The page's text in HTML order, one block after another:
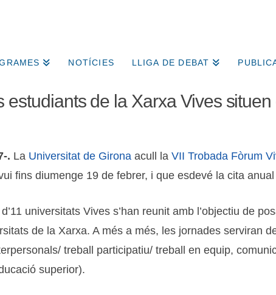
NOTÍCIES LLIGA DE DEBAT
de la Xarxa Vives
. La Universitat de Girona acull laVII Trobada Fòrum
fins diumenge 19 de febrer, i que esdevé la cita
universitats Vives s’han reunit amb l’objectiu de
de la Xarxa. A més a més, les jornades serviran
treball participatiu/ treball en equip,
superior).